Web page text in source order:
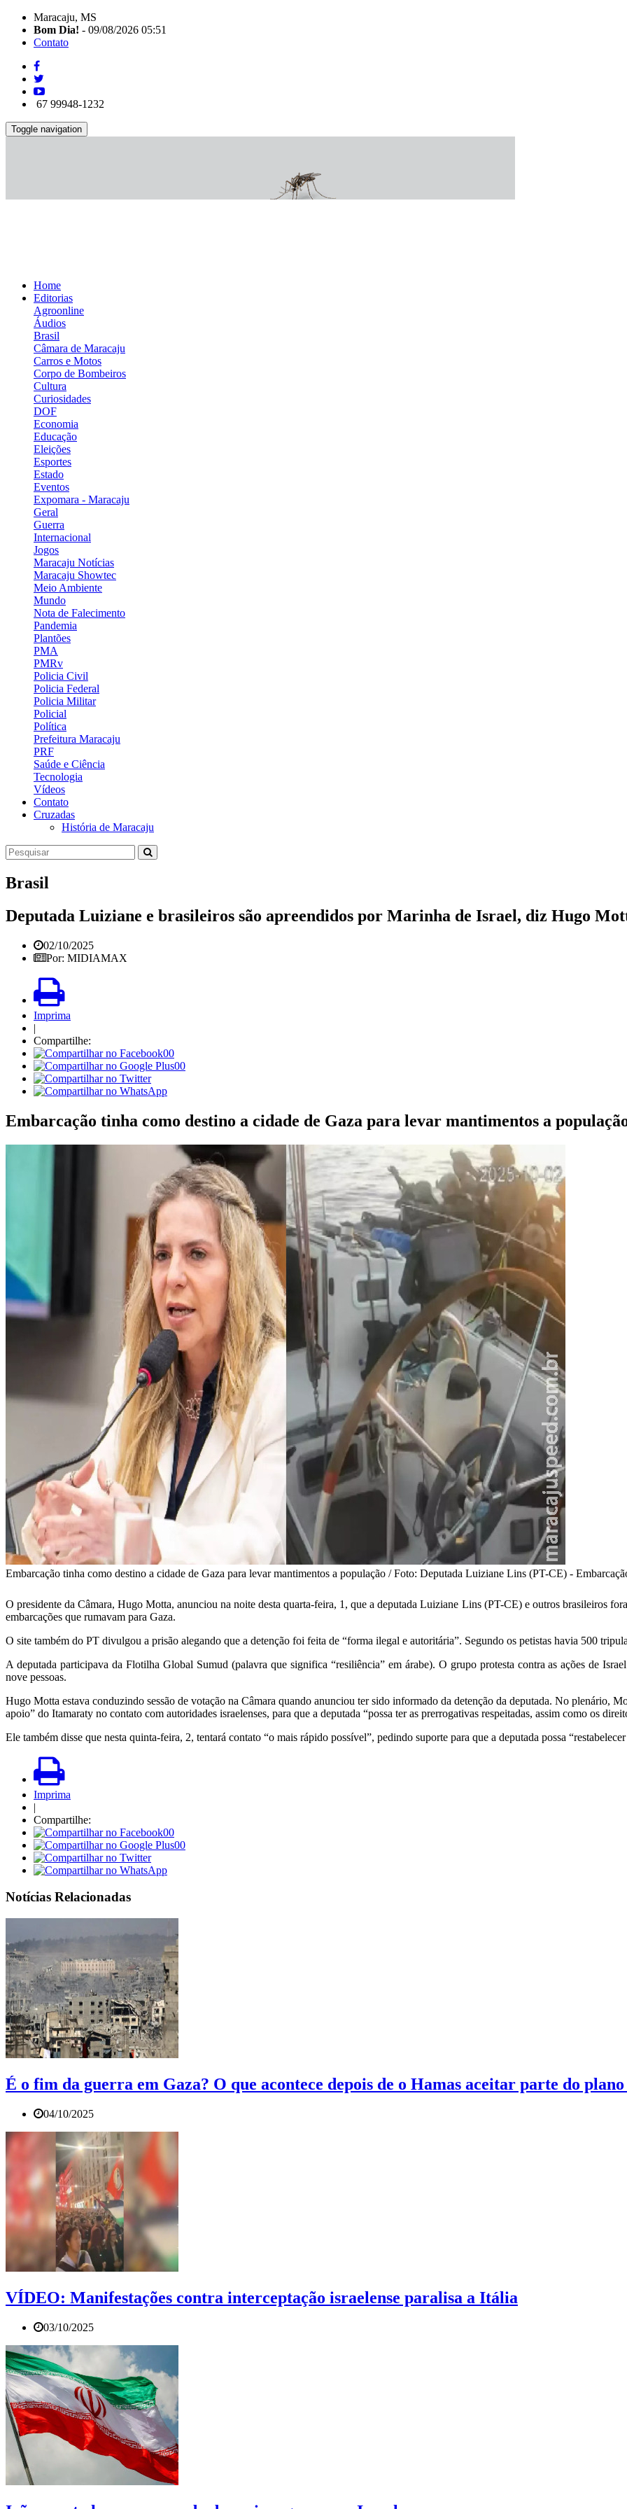
Maracaju, MS
Bom Dia! - 09/08/2026 05:51
Contato
67 99948-1232
Toggle navigation
Home
Editorias
Agroonline
Áudios
Brasil
Câmara de Maracaju
Carros e Motos
Corpo de Bombeiros
Cultura
Curiosidades
DOF
Economia
Educação
Eleições
Esportes
Estado
Eventos
Expomara - Maracaju
Geral
Guerra
Internacional
Jogos
Maracaju Notícias
Maracaju Showtec
Meio Ambiente
Mundo
Nota de Falecimento
Pandemia
Plantões
PMA
PMRv
Policia Civil
Policia Federal
Policia Militar
Policial
Política
Prefeitura Maracaju
PRF
Saúde e Ciência
Tecnologia
Vídeos
Contato
Cruzadas
História de Maracaju
Brasil
Deputada Luiziane e brasileiros são apreendidos por Marinha de Israel, diz Hugo
02/10/2025
Por: MIDIAMAX
Imprima
|
Compartilhe:
00
00
Embarcação tinha como destino a cidade de Gaza para levar mantimentos a
Embarcação tinha como destino a cidade de Gaza para levar mantimentos a população / Foto: Deputada Luiziane Lins (PT-CE) -
O presidente da Câmara, Hugo Motta, anunciou na noite desta quarta-feira, 1, que a deputada Luiziane Lins (PT-CE) e outros brasileiros
embarcações que rumavam para Gaza.
O site também do PT divulgou a prisão alegando que a detenção foi feita de “forma ilegal e autoritária”. Segundo os petistas havia 500
A deputada participava da Flotilha Global Sumud (palavra que significa “resiliência” em árabe). O grupo protesta contra as ações de
nove pessoas.
Hugo Motta estava conduzindo sessão de votação na Câmara quando anunciou ter sido informado da detenção da deputada. No plenário,
apoio” do Itamaraty no contato com autoridades israelenses, para que a deputada “possa ter as prerrogativas respeitadas, assim como os
Ele também disse que nesta quinta-feira, 2, tentará contato “o mais rápido possível”, pedindo suporte para que a deputada possa
Imprima
|
Compartilhe:
00
00
Notícias Relacionadas
É o fim da guerra em Gaza? O que acontece depois de o Hamas aceitar parte do plano
04/10/2025
VÍDEO: Manifestações contra interceptação israelense paralisa a Itália
03/10/2025